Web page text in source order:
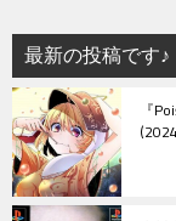
シ
ョ
ン
最新の投稿です♪
『